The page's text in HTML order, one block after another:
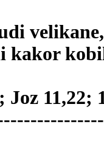
kakor
Joz 11,22;